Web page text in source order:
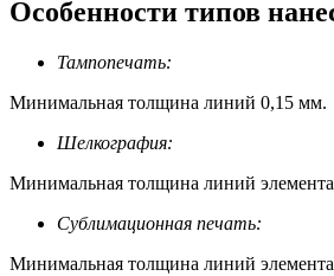
Особенности типов
Тампопечать:
Минимальная толщина линий 0,15 мм.
Шелкография:
Минимальная толщина линий
Сублимационная печать:
Минимальная толщина линий